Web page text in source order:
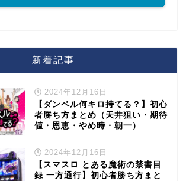
新着記事
2024年12月16日
【ダンベル何キロ持てる？】初心
者勝ち方まとめ（天井狙い・期待
値・恩恵・やめ時・朝一）
2024年12月16日
【スマスロ とある魔術の禁書目
録 一方通行】初心者勝ち方まと